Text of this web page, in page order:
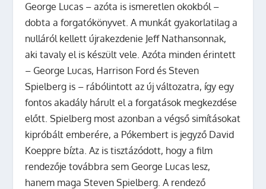
George Lucas – azóta is ismeretlen okokból –
dobta a forgatókönyvet. A munkát gyakorlatilag a
nulláról kellett újrakezdenie Jeff Nathansonnak,
aki tavaly el is készült vele. Azóta minden érintett
– George Lucas, Harrison Ford és Steven
Spielberg is – rábólintott az új változatra, így egy
fontos akadály hárult el a forgatások megkezdése
előtt. Spielberg most azonban a végső simításokat
kipróbált emberére, a Pókembert is jegyző David
Koeppre bízta. Az is tisztázódott, hogy a film
rendezője továbbra sem George Lucas lesz,
hanem maga Steven Spielberg. A rendező